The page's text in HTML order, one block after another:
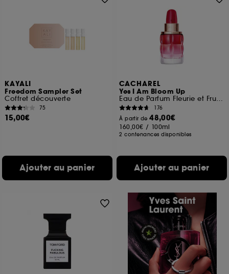
KAYALI
Freedom Sampler Set
Coffret découverte
75
15,00€
Ajouter au panier
CACHAREL
Yes I Am Bloom Up
Eau de Parfum Fleurie et Fruitée
176
À partir de48,00€
160,00€ / 100ml
2 contenances disponibles
Ajouter au panier